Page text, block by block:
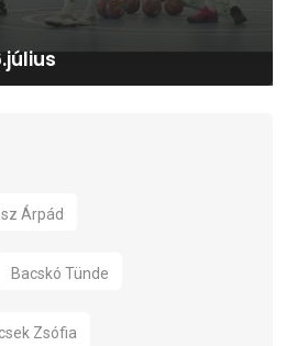
Árpád
Bacskó Tünde
Zsófia